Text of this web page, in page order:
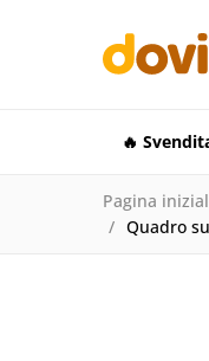
🔥
Pagina
Quadro